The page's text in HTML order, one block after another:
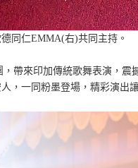
同仁EMMA(右)共同主持。
帶來印加傳統歌舞表演，
，一同粉墨登場，精彩演出